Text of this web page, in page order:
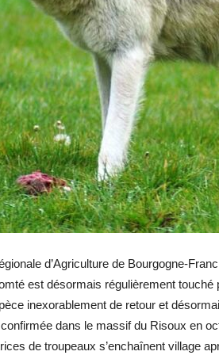
d’Agriculture de Bourgogne-
est désormais régulièrement
inexorablement de retour et
dans le massif du Risoux en
de troupeaux s’enchaînent village